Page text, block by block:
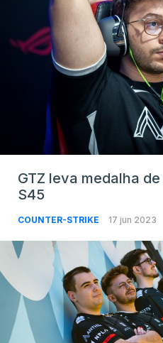
GTZ leva medalha
S45
COUNTER-STRIKE 17 jun 2023